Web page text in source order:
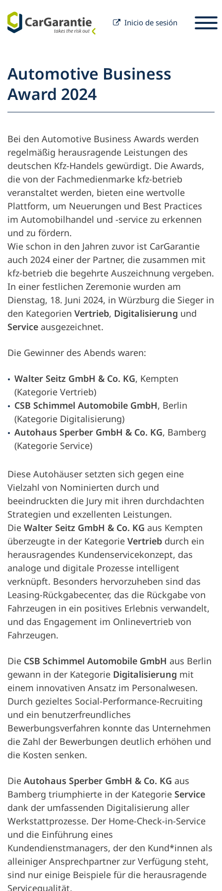
Inicio de sesión
Socios
Propietario del vehículo
Servicio y Soporte
Socios
Empresa
Carrera
Automotive Business
Award 2024
Bei den Automotive Business Awards werden
regelmäßig herausragende Leistungen des
deutschen Kfz-Handels gewürdigt. Die Awards,
die von der Fachmedienmarke kfz-betrieb
veranstaltet werden, bieten eine wertvolle
Plattform, um Neuerungen und Best Practices
im Automobilhandel und -service zu erkennen
und zu fördern.
Wie schon in den Jahren zuvor ist CarGarantie
auch 2024 einer der Partner, die zusammen mit
kfz-betrieb die begehrte Auszeichnung vergeben.
In einer festlichen Zeremonie wurden am
Dienstag, 18. Juni 2024, in Würzburg die Sieger in
den Kategorien Vertrieb, Digitalisierung und
Service ausgezeichnet.
Die Gewinner des Abends waren:
Walter Seitz GmbH & Co. KG, Kempten
(Kategorie Vertrieb)
CSB Schimmel Automobile GmbH, Berlin
(Kategorie Digitalisierung)
Autohaus Sperber GmbH & Co. KG, Bamberg
(Kategorie Service)
Diese Autohäuser setzten sich gegen eine
Vielzahl von Nominierten durch und
beeindruckten die Jury mit ihren durchdachten
Strategien und exzellenten Leistungen.
Die Walter Seitz GmbH & Co. KG aus Kempten
überzeugte in der Kategorie Vertrieb durch ein
herausragendes Kundenservicekonzept, das
analoge und digitale Prozesse intelligent
verknüpft. Besonders hervorzuheben sind das
Leasing-Rückgabecenter, das die Rückgabe von
Fahrzeugen in ein positives Erlebnis verwandelt,
und das Engagement im Onlinevertrieb von
Fahrzeugen.
Die CSB Schimmel Automobile GmbH aus Berlin
gewann in der Kategorie Digitalisierung mit
einem innovativen Ansatz im Personalwesen.
Durch gezieltes Social-Performance-Recruiting
und ein benutzerfreundliches
Bewerbungsverfahren konnte das Unternehmen
die Zahl der Bewerbungen deutlich erhöhen und
die Kosten senken.
Die Autohaus Sperber GmbH & Co. KG aus
Bamberg triumphierte in der Kategorie Service
dank der umfassenden Digitalisierung aller
Werkstattprozesse. Der Home-Check-in-Service
und die Einführung eines
Kundendienstmanagers, der den Kund*innen als
alleiniger Ansprechpartner zur Verfügung steht,
sind nur einige Beispiele für die herausragende
Servicequalität.